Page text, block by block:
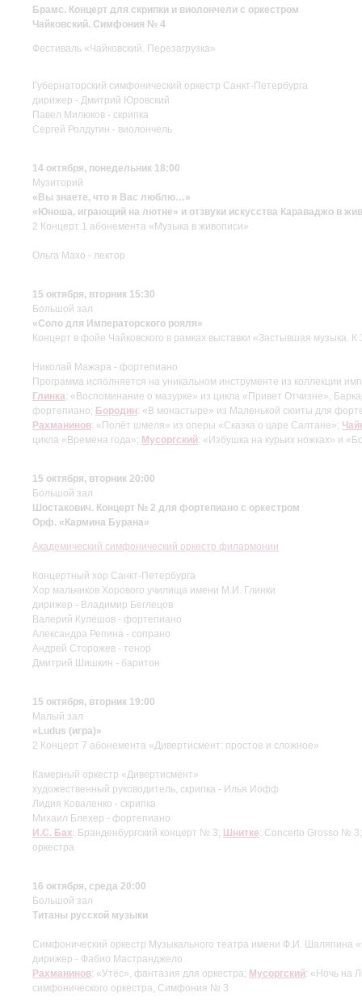
Брамс. Концерт для скрипки и виолончели с оркестром
Чайковский. Симфония № 4
Фестиваль «Чайковский. Перезагрузка»
Губернаторский симфонический оркестр Санкт-Петербурга
дирижер - Дмитрий Юровский
Павел Милюков - скрипка
Сергей Ролдугин - виолончель
14 октября, понедельник 18:00
Музиторий
«Вы знаете, что я Вас люблю…»
«Юноша, играющий на лютне» и отзвуки искусства Караваджо в
2 Концерт 1 абонемента «Музыка в живописи»
Ольга Махо - лектор
15 октября, вторник 15:30
Большой зал
«Соло для Императорского рояля»
Концерт в фойе Чайковского в рамках выставки «Застывшая музыка.
Николай Мажара - фортепиано
Программа исполняется на уникальном инструменте из коллекции
Глинка: «Воспоминание о мазурке» из цикла «Привет Отчизне»,
фортепиано; Бородин: «В монастыре» из Маленькой сюиты для
Рахманинов: «Полёт шмеля» из оперы «Сказка о царе Салтане»;
цикла «Времена года»; Мусоргский: «Избушка на курьих ножках» и
15 октября, вторник 20:00
Большой зал
Шостакович. Концерт № 2 для фортепиано с оркестром
Орф. «Кармина Бурана»
Академический симфонический оркестр филармонии
Концертный хор Санкт-Петербурга
Хор мальчиков Хорового училища имени М.И. Глинки
дирижер - Владимир Беглецов
Валерий Кулешов - фортепиано
Александра Репина - сопрано
Андрей Сторожев - тенор
Дмитрий Шишкин - баритон
15 октября, вторник 19:00
Малый зал
«Ludus (игра)»
2 Концерт 7 абонемента «Дивертисмент: простое и сложное»
Камерный оркестр «Дивертисмент»
художественный руководитель, скрипка - Илья Иофф
Лидия Коваленко - скрипка
Михаил Блехер - фортепиано
И.С. Бах: Бранденбургский концерт № 3; Шнитке: Concerto Grosso №
оркестра
16 октября, среда 20:00
Большой зал
Титаны русской музыки
Симфонический оркестр Музыкального театра имени Ф.И. Шаляпина
дирижер - Фабио Мастранджело
Рахманинов: «Утёс», фантазия для оркестра; Мусоргский: «Ночь на
симфонического оркестра, Симфония № 3